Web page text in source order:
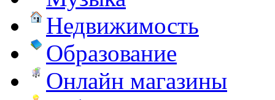
Недвижимость
Образование
Онлайн магазины